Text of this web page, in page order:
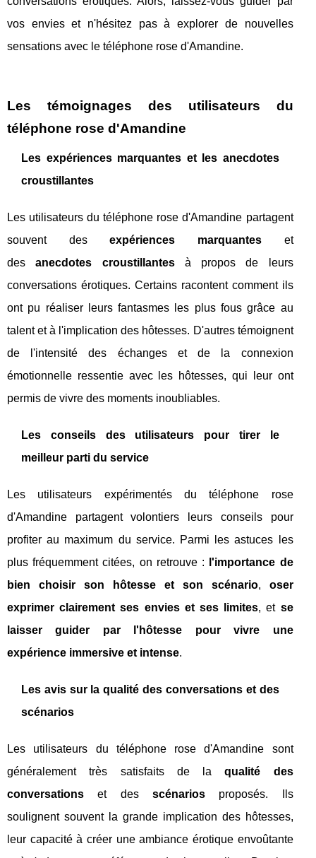
vos envies et n'hésitez pas à explorer de nouvelles
sensations avec le téléphone rose d'Amandine.
Les témoignages des utilisateurs du
téléphone rose d'Amandine
Les expériences marquantes et les anecdotes
croustillantes
Les utilisateurs du téléphone rose d'Amandine partagent
souvent desexpériences marquanteset
desanecdotes croustillantesà propos de leurs
conversations érotiques. Certains racontent comment ils
ont pu réaliser leurs fantasmes les plus fous grâce au
talent et à l'implication des hôtesses. D'autres témoignent
de l'intensité des échanges et de la connexion
émotionnelle ressentie avec les hôtesses, qui leur ont
permis de vivre des moments inoubliables.
Les conseils des utilisateurs pour tirer le
meilleur parti du service
Les utilisateurs expérimentés du téléphone rose
d'Amandine partagent volontiers leurs conseils pour
profiter au maximum du service. Parmi les astuces les
plus fréquemment citées, on retrouve :
l'importance de
bien choisir son hôtesse et son scénario, oser
exprimer clairement ses envies et ses limites, et se
laisser guider par l'hôtesse pour vivre une
expérience immersive et intense.
Les avis sur la qualité des conversations et des
scénarios
Les utilisateurs du téléphone rose d'Amandine sont
généralement très satisfaits de laqualité des
conversations et des scénariosproposés. Ils
soulignent souvent la grande implication des hôtesses,
leur capacité à créer une ambiance érotique envoûtante